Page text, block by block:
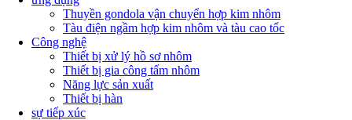
Thuyền gondola vận chuyển hợp kim nhôm
Tàu điện ngầm hợp kim nhôm và tàu cao tốc
Công nghệ
Thiết bị xử lý hồ sơ nhôm
Thiết bị gia công tấm nhôm
Năng lực sản xuất
Thiết bị hàn
sự tiếp xúc